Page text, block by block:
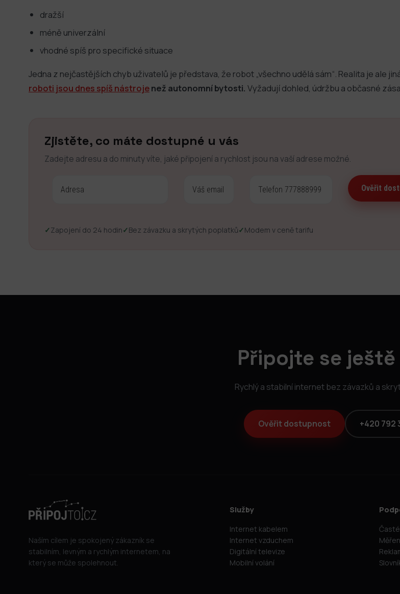
dražší
méně univerzální
vhodné spíš pro specifické situace
Jedna z nejčastějších chyb uživatelů je představa, že robot „všechno udělá sám“. Realita je ale
roboti jsou dnes spíš nástrojenež autonomní bytosti. Vyžadují dohled, údržbu a občasné
Zjistěte, co máte dostupné u vás
Zadejte adresu a do minuty víte, jaké připojení a rychlost jsou na vaší adrese možné.
✓Zapojení do 24 hodin✓Bez závazku a skrytých poplatků✓Modem v ceně tarifu
Připojte se
Rychlý a stabilní internet bez závazků a
Ověřit dostupnost +420 792
Naším cílem je spokojený zákazník se
stabilním, levným a rychlým internetem, na
který se může spolehnout.
Služby
Internet kabelem
Internet vzduchem
Digitální televize
Mobilní volání